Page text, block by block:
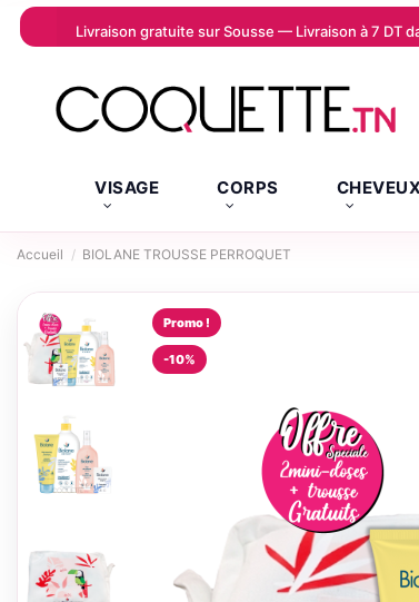
Livraison gratuite sur Sousse — Livraison à 7 DT
VISAGE CORPS CHEVEUX
Accueil BIOLANE TROUSSE PERROQUET
Promo !
-10%